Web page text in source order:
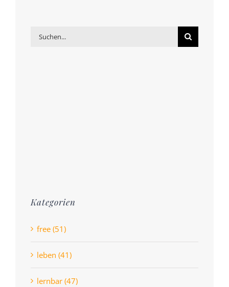
Suche
Kategorien
free (51)
leben (41)
lernbar (47)